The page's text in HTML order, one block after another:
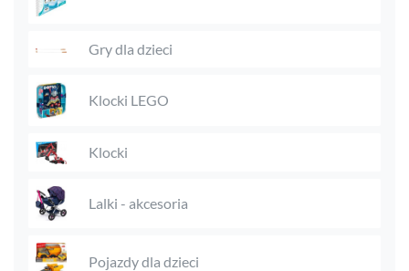
Gry dla dzieci
Klocki LEGO
Klocki
Lalki - akcesoria
Pojazdy dla dzieci